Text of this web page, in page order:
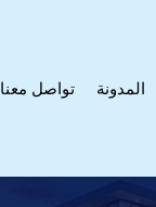
المدونة تواصل معنا